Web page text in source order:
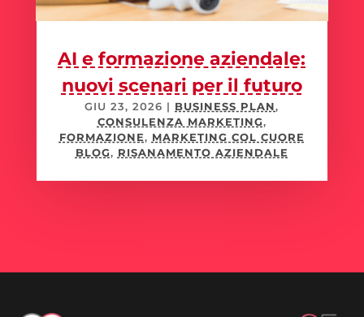
AI e formazione aziendale:
nuovi scenari per il futuro
GIU 23, 2026 | BUSINESS PLAN,
CONSULENZA MARKETING,
FORMAZIONE, MARKETING COL CUORE
BLOG, RISANAMENTO AZIENDALE